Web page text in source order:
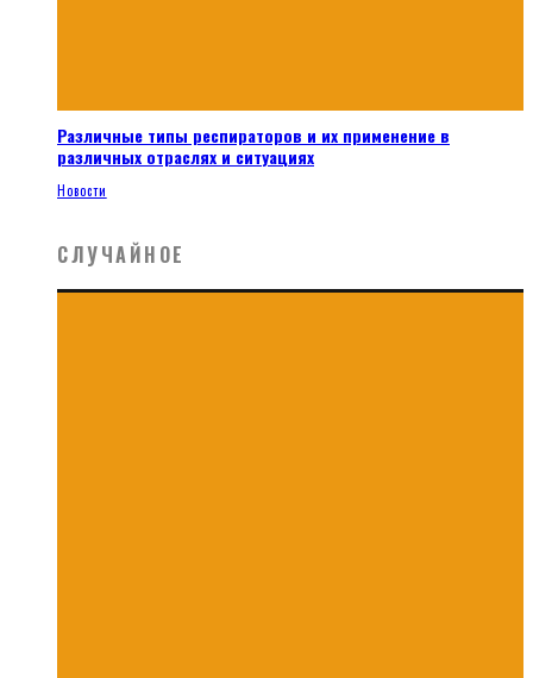
Различные типы респираторов и их применение в
различных отраслях и ситуациях
Новости
СЛУЧАЙНОЕ